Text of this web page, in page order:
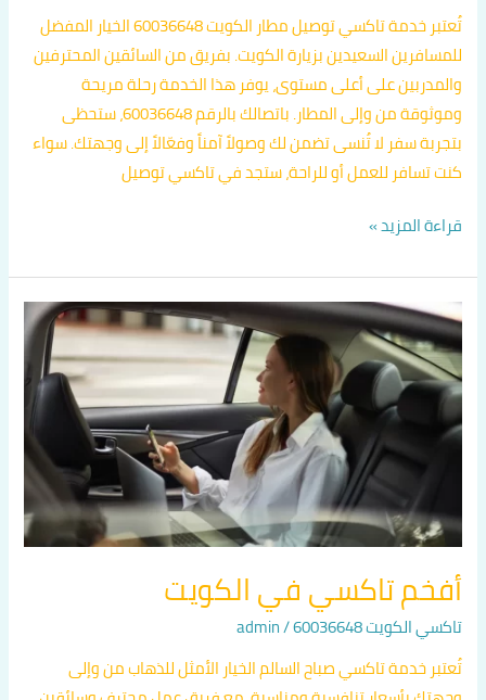
تُعتبر خدمة تاكسي توصيل مطار الكويت 60036648 الخيار المفضل
للمسافرين السعيدين بزيارة الكويت. بفريق من السائقين المحترفين
والمدربين على أعلى مستوى، يوفر هذا الخدمة رحلة مريحة
وموثوقة من وإلى المطار. باتصالك بالرقم 60036648، ستحظى
بتجربة سفر لا تُنسى تضمن لك وصولاً آمناً وفعّالاً إلى وجهتك. سواء
كنت تسافر للعمل أو للراحة، ستجد في تاكسي توصيل
قراءة المزيد »
أفخم تاكسي في الكويت
تاكسي الكويت 60036648 /
admin
تُعتبر خدمة تاكسي صباح السالم الخيار الأمثل للذهاب من وإلى
أفخم
تاكسي
في
الكويت